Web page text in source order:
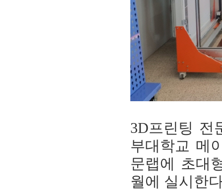
3D프린팅 전
부대학교 메
문랩에 초대
월에 실시한